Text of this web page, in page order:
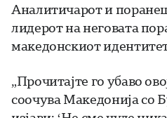
Аналитичарот и
лидерот на неговата
македонскиот
„Прочитајте го убаво
соочува Македонија со